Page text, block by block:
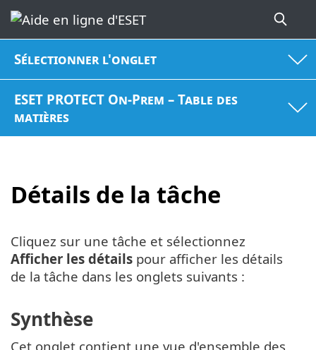
Sélectionner l'onglet
ESET PROTECT On-Prem – Table des
matières
Détails de la tâche
Cliquez sur une tâche et sélectionnez
Afficher les détails pour afficher les détails
de la tâche dans les onglets suivants :
Synthèse
Cet onglet contient une vue d'ensemble des